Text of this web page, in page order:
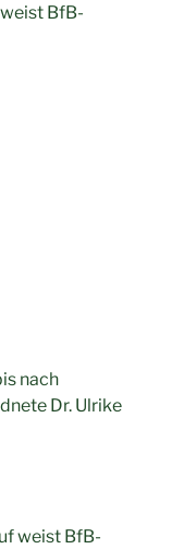
BfB-
nach
Dr. Ulrike
weist BfB-